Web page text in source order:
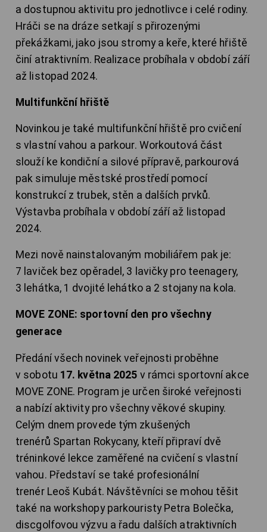
a dostupnou aktivitu pro jednotlivce i celé rodiny.
Hráči se na dráze setkají s přirozenými
překážkami, jako jsou stromy a keře, které hřiště
činí atraktivním. Realizace probíhala v období září
až listopad 2024.
Multifunkční hřiště
Novinkou je také multifunkční hřiště pro cvičení
s vlastní vahou a parkour. Workoutová část
slouží ke kondiční a silové přípravě, parkourová
pak simuluje městské prostředí pomocí
konstrukcí z trubek, stěn a dalších prvků.
Výstavba probíhala v období září až listopad
2024.
Mezi nově nainstalovaným mobiliářem pak je:
7 laviček bez opěradel, 3 lavičky pro teenagery,
3 lehátka, 1 dvojité lehátko a 2 stojany na kola.
MOVE ZONE: sportovní den pro všechny
generace
Předání všech novinek veřejnosti proběhne
v sobotu 17. května 2025 v rámci sportovní akce
MOVE ZONE. Program je určen široké veřejnosti
a nabízí aktivity pro všechny věkové skupiny.
Celým dnem provede tým zkušených
trenérů Spartan Rokycany, kteří připraví dvě
tréninkové lekce zaměřené na cvičení s vlastní
vahou. Představí se také profesionální
trenér Leoš Kubát. Návštěvníci se mohou těšit
také na workshopy parkouristy Petra Bolečka,
discgolfovou výzvu a řadu dalších atraktivních